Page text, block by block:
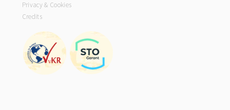
Privacy & Cookies
Credits